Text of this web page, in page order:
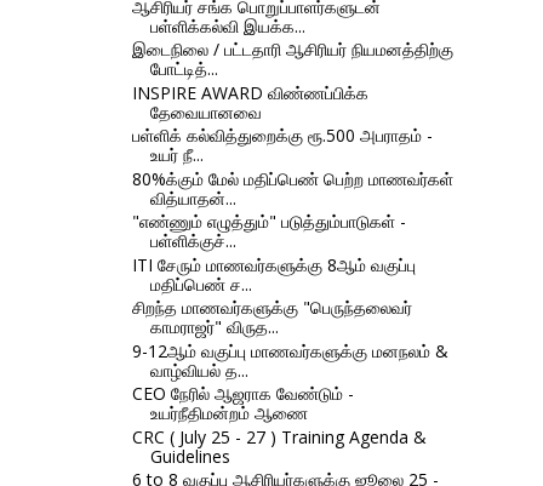
ஆசிரியர் சங்க பொறுப்பாளர்களுடன்
பள்ளிக்கல்வி இயக்க...
இடைநிலை / பட்டதாரி ஆசிரியர் நியமனத்திற்கு
போட்டித்...
INSPIRE AWARD விண்ணப்பிக்க
தேவையானவை
பள்ளிக் கல்வித்துறைக்கு ரூ.500 அபராதம் -
உயர் நீ...
80%க்கும் மேல் மதிப்பெண் பெற்ற மாணவர்கள்
வித்யாதன்...
"எண்ணும் எழுத்தும்" படுத்தும்பாடுகள் -
பள்ளிக்குச்...
ITI சேரும் மாணவர்களுக்கு 8ஆம் வகுப்பு
மதிப்பெண் ச...
சிறந்த மாணவர்களுக்கு "பெருந்தலைவர்
காமராஜர்" விருத...
9-12ஆம் வகுப்பு மாணவர்களுக்கு மனநலம் &
வாழ்வியல் த...
CEO நேரில் ஆஜராக வேண்டும் -
உயர்நீதிமன்றம் ஆணை
CRC ( July 25 - 27 ) Training Agenda &
Guidelines
6 to 8 வகுப்பு ஆசிரியர்களுக்கு ஜூலை 25 -